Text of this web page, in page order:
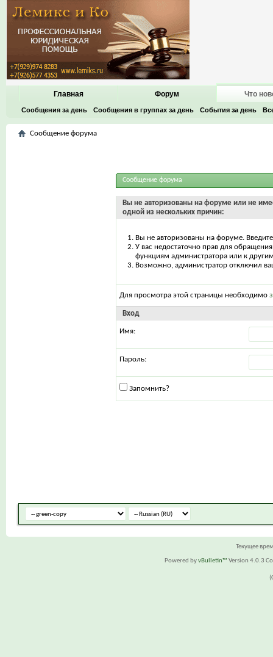
Главная Форум Что
Сообщения за день Сообщения в группах за день События за день
Сообщение форума
Сообщение форума
Вы не авторизованы на форуме или не
одной из нескольких причин:
Вы не авторизованы на форуме.
У вас недостаточно прав для
функциям администратора или к
Возможно, администратор отключил
Для просмотра этой страницы необходимо
Вход
Имя:
Пароль:
Запомнить?
Текущее
Powered byvBulletin™ Version 4.0.3